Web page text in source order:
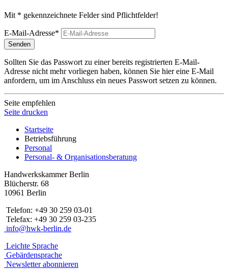
Mit * gekennzeichnete Felder sind Pflichtfelder!
E-Mail-Adresse*
Senden
Sollten Sie das Passwort zu einer bereits registrierten E-Mail-
Adresse nicht mehr vorliegen haben, können Sie hier eine E-Mail
anfordern, um im Anschluss ein neues Passwort setzen zu können.
Seite empfehlen
Seite drucken
Startseite
Betriebsführung
Personal
Personal- & Organisationsberatung
Handwerkskammer Berlin
Blücherstr. 68
10961 Berlin
Telefon: +49 30 259 03-01
Telefax: +49 30 259 03-235
info@hwk-berlin.de
Leichte Sprache
Gebärdensprache
Newsletter abonnieren